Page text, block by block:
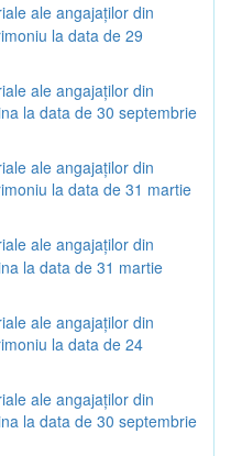
ale angajaților din
la data de 29
ale angajaților din
la data de 30 septembrie
ale angajaților din
la data de 31 martie
ale angajaților din
la data de 31 martie
ale angajaților din
la data de 24
ale angajaților din
la data de 30 septembrie